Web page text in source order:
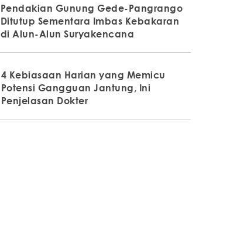
Pendakian Gunung Gede-Pangrango
Ditutup Sementara Imbas Kebakaran
di Alun-Alun Suryakencana
4 Kebiasaan Harian yang Memicu
Potensi Gangguan Jantung, Ini
Penjelasan Dokter